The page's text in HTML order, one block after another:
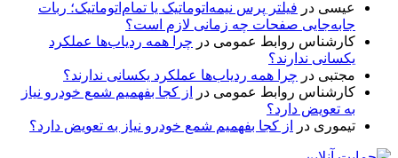
عیسی در فیلتر پرس نیمه‌اتوماتیک یا تمام‌اتوماتیک؛ ربات
جابه‌جایی صفحات چه زمانی لازم است؟
کارشناس روابط عمومی در چرا همه ردیاب‌ها عملکرد
یکسانی ندارند؟
مجتبی در چرا همه ردیاب‌ها عملکرد یکسانی ندارند؟
کارشناس روابط عمومی در
از کجا بفهمیم شمع خودرو نیاز
به تعویض دارد؟
تیموری در از کجا بفهمیم شمع خودرو نیاز به تعویض دارد؟